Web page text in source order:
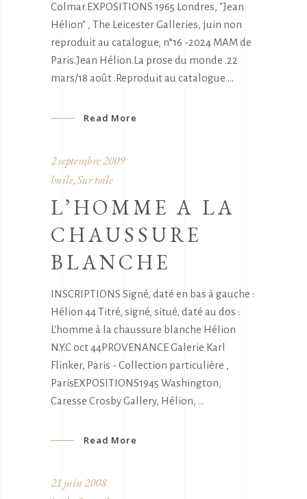
Colmar.EXPOSITIONS 1965 Londres, "Jean
Hélion" , The Leicester Galleries, juin non
reproduit au catalogue, n°16 -2024 MAM de
Paris.Jean Hélion.La prose du monde .22
mars/18 août .Reproduit au catalogue
Read More
2 septembre 2009
huile Sur toile
L’HOMME A LA
CHAUSSURE
BLANCHE
INSCRIPTIONS Signé, daté en bas à gauche :
Hélion 44 Titré, signé, situé, daté au dos :
L'homme à la chaussure blanche Hélion
N.Y.C oct 44PROVENANCE Galerie Karl
Flinker, Paris - Collection particulière ,
ParisEXPOSITIONS1945 Washington,
Caresse Crosby Gallery, Hélion,
Read More
21 juin 2008